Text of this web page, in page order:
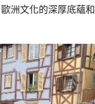
洲文化的深厚底蘊和